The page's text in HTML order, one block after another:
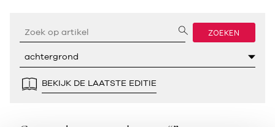
ZOEKEN
BEKIJK DE LAATSTE EDITIE